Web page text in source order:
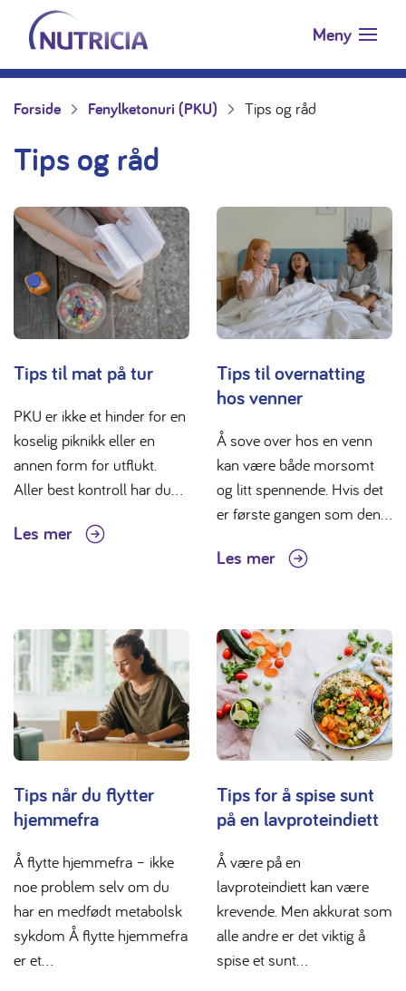
Hopp til innholdet
Nutricia.no Meny
Forside Fenylketonuri (PKU) Tips og råd
Tips og råd
Tips til mat på tur
PKU er ikke et hinder for en
koselig piknikk eller en
annen form for utflukt.
Aller best kontroll har du...
Les mer
Tips til overnatting
hos venner
Å sove over hos en venn
kan være både morsomt
og litt spennende. Hvis det
er første gangen som den...
Les mer
Tips når du flytter
hjemmefra
Å flytte hjemmefra – ikke
noe problem selv om du
har en medfødt metabolsk
sykdom Å flytte hjemmefra
er et...
Tips for å spise sunt
på en lavproteindiett
Å være på en
lavproteindiett kan være
krevende. Men akkurat som
alle andre er det viktig å
spise et sunt...